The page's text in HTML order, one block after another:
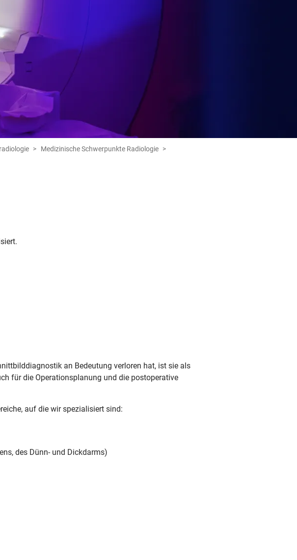
Medizinische Schwerpunkte Radiologie
an Bedeutung verloren hat, ist sie als
für die Operationsplanung und die postoperative
auf die wir spezialisiert sind:
des Dünn- und Dickdarms)